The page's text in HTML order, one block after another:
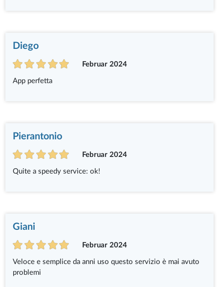
Diego
Februar 2024
App perfetta
Pierantonio
Februar 2024
Quite a speedy service: ok!
Giani
Februar 2024
Veloce e semplice da anni uso questo servizio è mai avuto
problemi